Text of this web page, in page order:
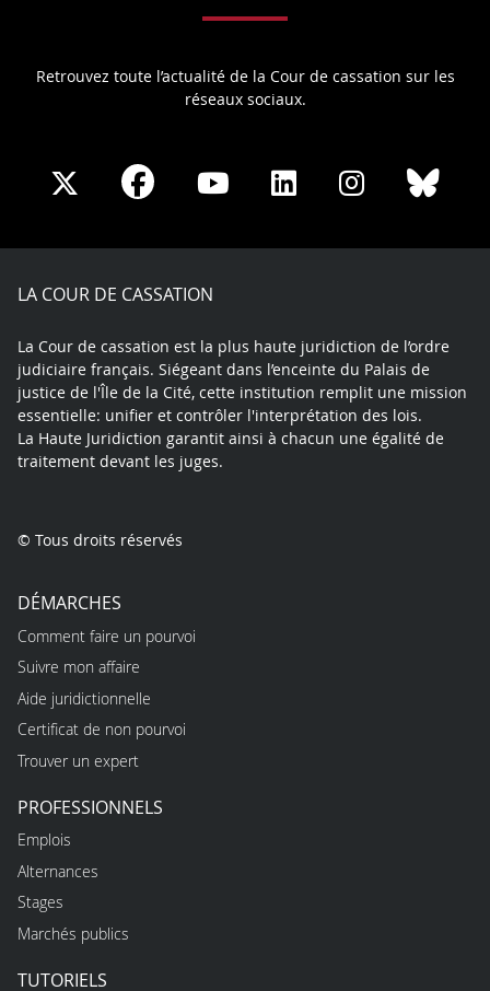
Retrouvez toute l’actualité de la Cour de cassation sur les
réseaux sociaux.
Share
X
Share
Facebook
Share
Youtube
Share
LinkedIn
Share
Instagram
LA COUR DE CASSATION
La Cour de cassation est la plus haute juridiction de l’ordre
judiciaire français. Siégeant dans l’enceinte du Palais de
justice de l'Île de la Cité, cette institution remplit une mission
essentielle: unifier et contrôler l'interprétation des lois.
La Haute Juridiction garantit ainsi à chacun une égalité de
traitement devant les juges.
© Tous droits réservés
DÉMARCHES
Comment faire un pourvoi
Suivre mon affaire
Aide juridictionnelle
Certificat de non pourvoi
Trouver un expert
PROFESSIONNELS
Emplois
Alternances
Stages
Marchés publics
TUTORIELS